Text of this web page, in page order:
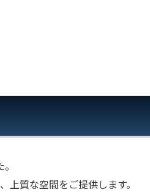
質な空間をご提供します。